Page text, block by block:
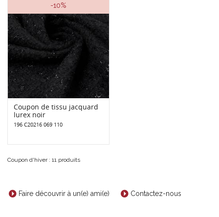
-10%
Coupon de tissu jacquard
lurex noir
196 C20216 069 110
Coupon d'hiver : 11 produits
Faire découvrir à un(e) ami(e) Contactez-nous